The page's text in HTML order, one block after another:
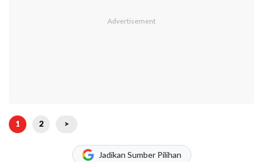
1 2 >
Jadikan Sumber Pilihan